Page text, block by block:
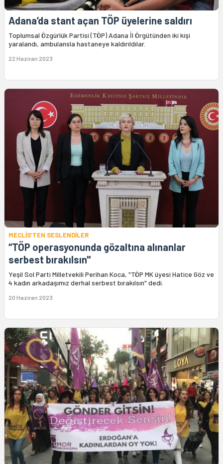
Adana’da stant açan TÖP üyelerine saldırı
Toplumsal Özgürlük Partisi (TÖP) Adana İl Örgütünden iki kişi
yaralandı, ambulansla hastaneye kaldırıldılar.
22 Haziran 2023
MECLİS’TEN SESLENDİLER
“TÖP operasyonunda gözaltına alınanlar
serbest bırakılsın"
Yeşil Sol Parti Milletvekili Perihan Koca, "TÖP MK üyesi Hatice Göz ve
4 kadın arkadaşımız derhal serbest bırakılsın" dedi.
20 Haziran 2023